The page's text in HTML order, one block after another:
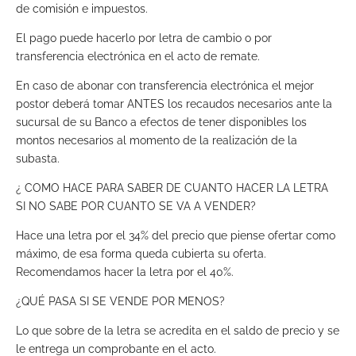
de comisión e impuestos.
El pago puede hacerlo por letra de cambio o por
transferencia electrónica en el acto de remate.
En caso de abonar con transferencia electrónica el mejor
postor deberá tomar ANTES los recaudos necesarios ante la
sucursal de su Banco a efectos de tener disponibles los
montos necesarios al momento de la realización de la
subasta.
¿ COMO HACE PARA SABER DE CUANTO HACER LA LETRA
SI NO SABE POR CUANTO SE VA A VENDER?
Hace una letra por el 34% del precio que piense ofertar como
máximo, de esa forma queda cubierta su oferta.
Recomendamos hacer la letra por el 40%.
¿QUÉ PASA SI SE VENDE POR MENOS?
Lo que sobre de la letra se acredita en el saldo de precio y se
le entrega un comprobante en el acto.